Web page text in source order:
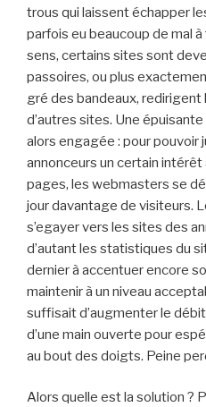
trous qui laissent échapper
parfois eu beaucoup de mal
sens, certains sites sont
passoires, ou plus
gré des bandeaux,
d’autres sites. Une
alors engagée : pour pouvoir
annonceurs un certain
pages, les webmasters se
jour davantage de visiteurs.
s’egayer vers les sites des
d’autant les statistiques du
dernier à accentuer encore
maintenir à un niveau
suffisait d’augmenter le
d’une main ouverte pour
au bout des doigts. Peine
Alors quelle est la solution ?